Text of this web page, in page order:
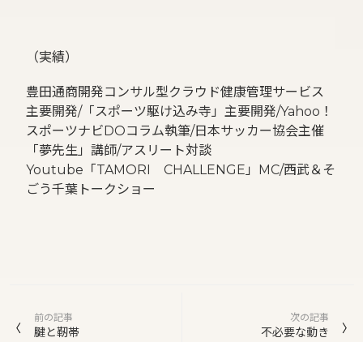
（実績）
豊田通商開発コンサル型クラウド健康管理サービス
主要開発/「スポーツ駆け込み寺」主要開発/Yahoo！
スポーツナビDOコラム執筆/日本サッカー協会主催
「夢先生」講師/アスリート対談
Youtube「TAMORI CHALLENGE」MC/西武＆そ
ごう千葉トークショー
稿
前の記事
腱と靭帯
次の記事
不必要な動き